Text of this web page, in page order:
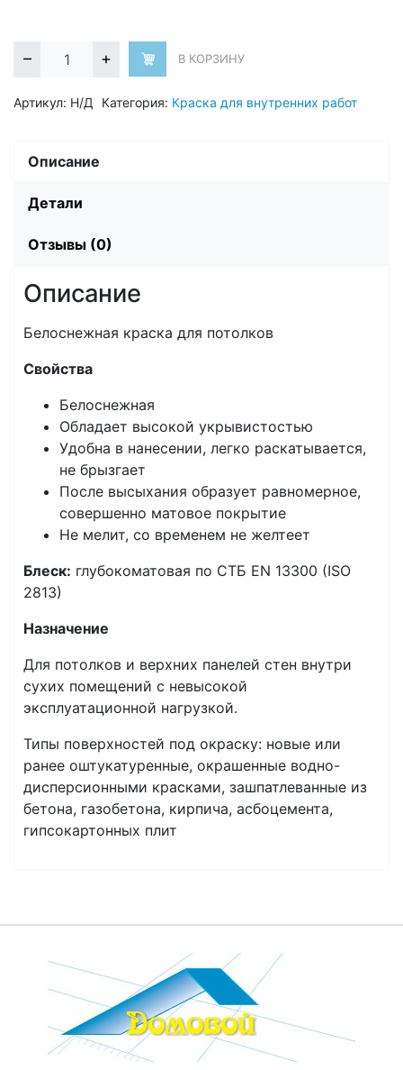
– + В КОРЗИНУ
Артикул: Н/Д Категория: Краска для внутренних работ
Описание
Детали
Отзывы (0)
Описание
Белоснежная краска для потолков
Свойства
Белоснежная
Обладает высокой укрывистостью
Удобна в нанесении, легко раскатывается,
не брызгает
После высыхания образует равномерное,
совершенно матовое покрытие
Не мелит, со временем не желтеет
Блеск: глубокоматовая по СТБ EN 13300 (ISO
2813)
Назначение
Для потолков и верхних панелей стен внутри
сухих помещений с невысокой
эксплуатационной нагрузкой.
Типы поверхностей под окраску: новые или
ранее оштукатуренные, окрашенные водно-
дисперсионными красками, зашпатлеванные из
бетона, газобетона, кирпича, асбоцемента,
гипсокартонных плит